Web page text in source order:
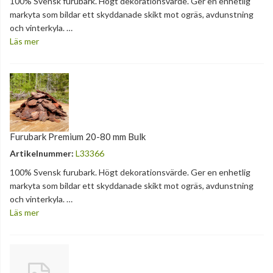
markyta som bildar ett skyddanade skikt mot ogräs, avdunstning
och vinterkyla. …
Läs mer
Furubark Premium 20-80 mm Bulk
Artikelnummer: L33366
100% Svensk furubark. Högt dekorationsvärde. Ger en enhetlig
markyta som bildar ett skyddanade skikt mot ogräs, avdunstning
och vinterkyla. …
Läs mer